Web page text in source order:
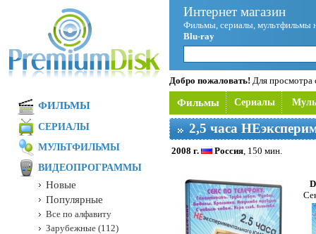
Интернет магазин
Фильмы, сериалы, мультфильмы
Blu-ray
Добро пожаловать! Для просмотра
Фильмы Сериалы
2,5 часа
2008 г. Россия, 150 мин.
ФИЛЬМЫ
СЕРИАЛЫ
МУЛЬТФИЛЬМЫ
ВИДЕОПРОГРАММЫ
Новые
Популярные
Все по алфавиту
Зарубежные (112)